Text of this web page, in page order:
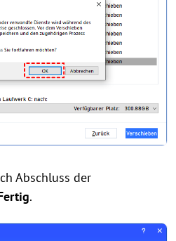
Abschluss der
.